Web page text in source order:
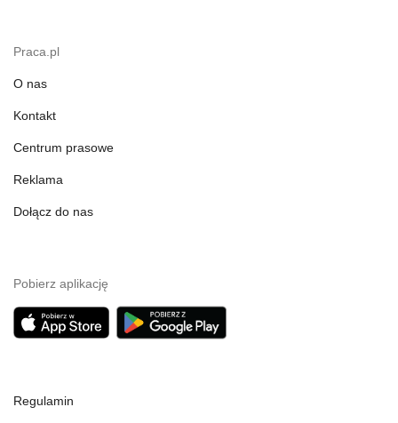
Praca.pl
O nas
Kontakt
Centrum prasowe
Reklama
Dołącz do nas
Pobierz aplikację
Regulamin